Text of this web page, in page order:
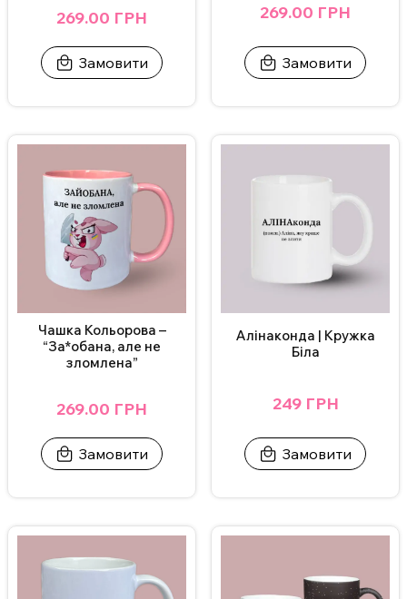
269.00 ГРН
Замовити
269.00 ГРН
Замовити
Чашка Кольорова –
“За*обана, але не
зломлена”
269.00 ГРН
Замовити
Алінаконда | Кружка
Біла
249 ГРН
Замовити